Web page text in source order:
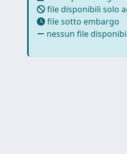
file disponibili solo
file sotto embargo
nessun file